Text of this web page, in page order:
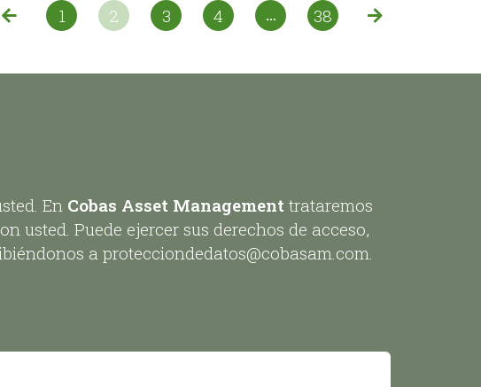
1 2 3 4 … 38
En Cobas Asset Management trataremos
usted. Puede ejercer sus derechos de acceso,
a protecciondedatos@cobasam.com.